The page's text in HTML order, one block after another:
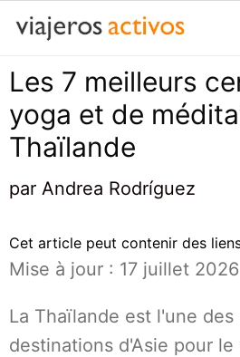
Passer
contenu
Les 7 meilleurs
yoga et de
Thaïlande
par Andrea Rodríguez
Cet article peut contenir des
Mise à jour : 17 juillet 2026
La Thaïlande est l'une des
destinations d'Asie pour